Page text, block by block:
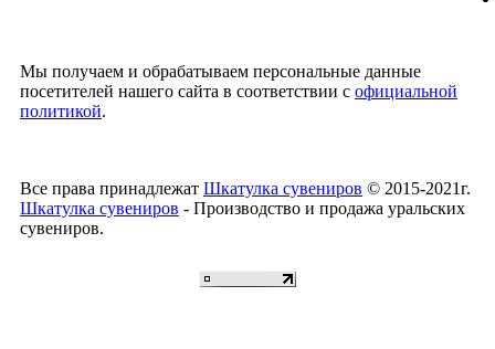
Мы получаем и обрабатываем персональные данные
посетителей нашего сайта в соответствии с официальной
политикой.
Все права принадлежат Шкатулка сувениров © 2015-2021г.
Шкатулка сувениров - Производство и продажа уральских
сувениров.